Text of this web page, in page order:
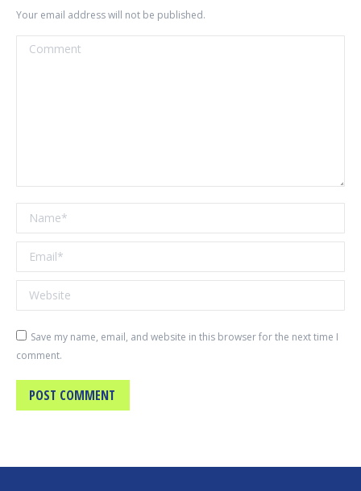
Your email address will not be published.
Comment
Name *
Email *
Website
Save my name, email, and website in this browser for the next time I
comment.
POST COMMENT